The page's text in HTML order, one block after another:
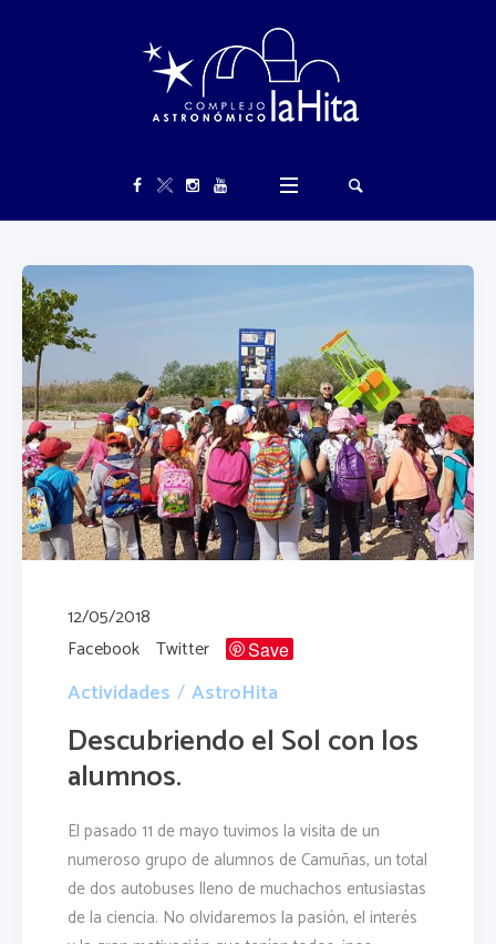
12/05/2018
Facebook Twitter Save
Actividades AstroHita
Descubriendo el Sol con los
alumnos.
El pasado 11 de mayo tuvimos la visita de un
numeroso grupo de alumnos de Camuñas, un total
de dos autobuses lleno de muchachos entusiastas
de la ciencia. No olvidaremos la pasión, el interés